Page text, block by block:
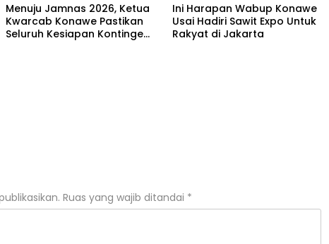
Menuju Jamnas 2026, Ketua
Kwarcab Konawe Pastikan
Seluruh Kesiapan Kontingen
Ini Harapan Wabup Konawe
Usai Hadiri Sawit Expo Untuk
Rakyat di Jakarta
Ruas yang wajib ditandai *